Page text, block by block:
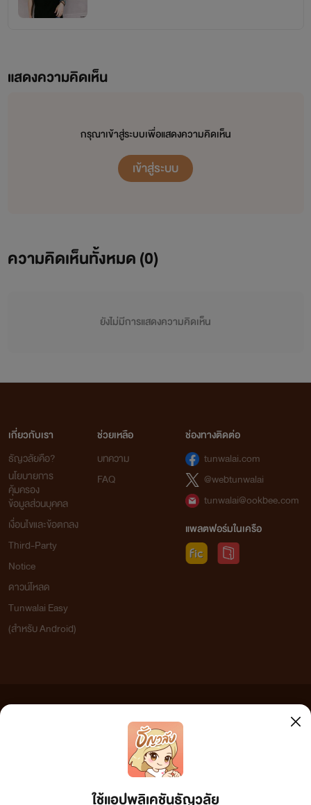
แสดงความคิดเห็น
กรุณาเข้าสู่ระบบเพื่อแสดงความคิดเห็น
เข้าสู่ระบบ
ความคิดเห็นทั้งหมด (0)
ยังไม่มีการแสดงความคิดเห็น
ใช้แอปพลิเคชันธัญวลัย
เกี่ยวกับเรา
ธัญวลัยคือ?
นโยบายการ
คุ้มครอง
ข้อมูลส่วนบุคคล
เงื่อนไขและข้อตกลง
Third-Party
Notice
ดาวน์โหลด
Tunwalai Easy
(สำหรับ Android)
ช่วยเหลือ
บทความ
FAQ
ช่องทางติดต่อ
tunwalai.com
@webtunwalai
tunwalai@ookbee.com
แพลตฟอร์มในเครือ
เว็บไซต์แห่งนี้ไม่ได้เห็นด้วยและไม่ขอรับผิดชอบต่อข้อความใดๆ ทั้งสิ้น ดังนั้นผู้อ่านทุกท่านโปรดใช้
วิจารณญาณในการกลั่นกรองด้วยตนเอง และหากท่านพบข้อความใดๆ ที่ขัดต่อกฎหมายและศีลธรรม
กรุณาแจ้งมาที่ tunwalai@ookbee.com เพื่อทีมงานจะได้ดำเนินการในทันที ทั้งนี้ ทางเว็บไซต์ขอสงวน
ลิขสิทธิ์ตามพระราชบัญญัติลิขสิทธิ์ (ฉบับเพิ่มเติม) พ.ศ.2558